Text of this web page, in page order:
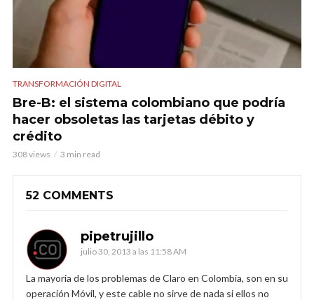
TRANSFORMACIÓN DIGITAL
Bre-B: el sistema colombiano que podría
hacer obsoletas las tarjetas débito y
crédito
308 views 3 min read
52 COMMENTS
pipetrujillo
julio 30, 2013 a las 11:58 AM
La mayoria de los problemas de Claro en Colombia, son en su
operación Móvil, y este cable no sirve de nada si ellos no